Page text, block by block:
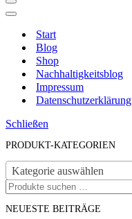
Navigationsmenü
Navigationsmenü
Start
Blog
Shop
Nachhaltigkeitsblog
Impressum
Datenschutzerklärung
Schließen
PRODUKT-KATEGORIEN
Kategorie auswählen
Suchen
nach …
NEUESTE BEITRÄGE